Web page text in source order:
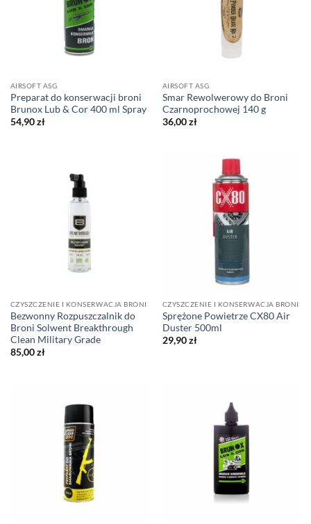
AIRSOFT ASG
Preparat do konserwacji broni
Brunox Lub & Cor 400 ml Spray
54,90zł
AIRSOFT ASG
Smar Rewolwerowy do Broni
Czarnoprochowej 140 g
36,00zł
CZYSZCZENIE I KONSERWACJA BRONI
Bezwonny Rozpuszczalnik do
Broni Solwent Breakthrough
Clean Military Grade
85,00zł
CZYSZCZENIE I KONSERWACJA BRONI
Sprężone Powietrze CX80 Air
Duster 500ml
29,90zł